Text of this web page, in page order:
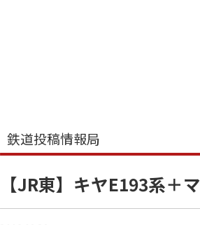
鉄道投稿情報局
【JR東】キヤE193系